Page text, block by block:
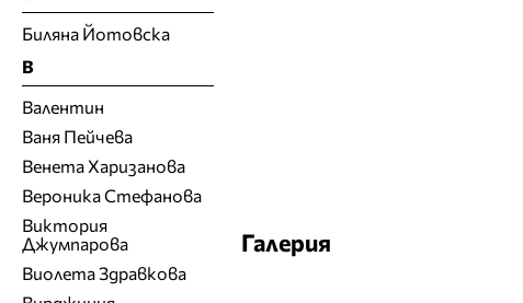
Галерия
Биляна Йотовска
В
Валентин
Ваня Пейчева
Венета Харизанова
Вероника Стефанова
Виктория
Джумпарова
Виолета Здравкова